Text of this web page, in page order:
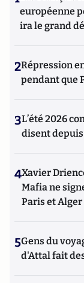
européenne
ira le grand
2Répression
pendant que
3L’été 2026
disent
4Xavier
Mafia ne
Paris et Alger
5Gens du
d'Attal fait